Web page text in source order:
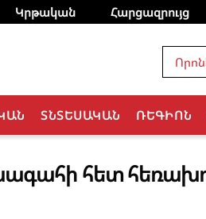
Կրթական Հարցազրույց
ՏՆՏԵՍԱԿԱՆ ՌԵԳԻՈՆ
հետ